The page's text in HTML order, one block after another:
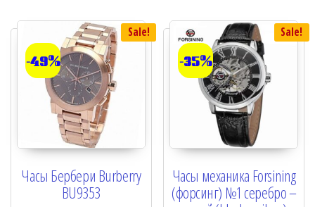
Sale!
-49%
Часы Бербери Burberry
BU9353
Sale!
-35%
Часы механика Forsining
(форсинг) №1 серебро –